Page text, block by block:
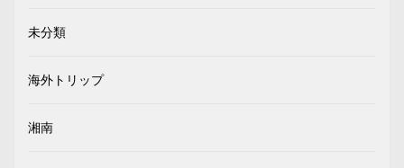
未分類
海外トリップ
湘南